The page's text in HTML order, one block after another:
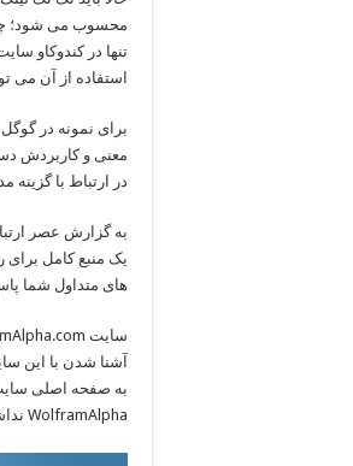
محسوب می شود؛
تنها در کندوکاو
استفاده از آن می
معنی و کاربردش
در ارتباط با
به گزارش عصر
یک منبع کامل
های متداول شما
آشنا شدن با این
به صفحه اصلی سایت
WolframAlpha نداشته باشید.